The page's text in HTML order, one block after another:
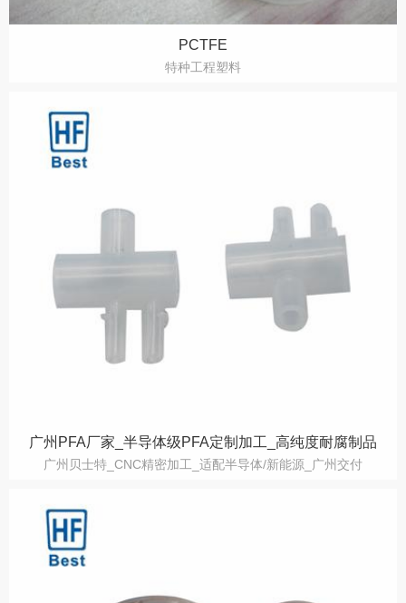
PCTFE
特种工程塑料
广州PFA厂家_半导体级PFA定制加工_高纯度耐腐制品
广州贝士特_CNC精密加工_适配半导体/新能源_广州交付